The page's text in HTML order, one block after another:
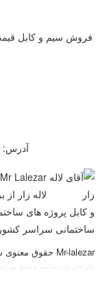
آدرس:
لاله زار
و کابل پروژه های
ساختمانی سراسر
حقوق معنوی سایت متعلق است به Mr-lalezar